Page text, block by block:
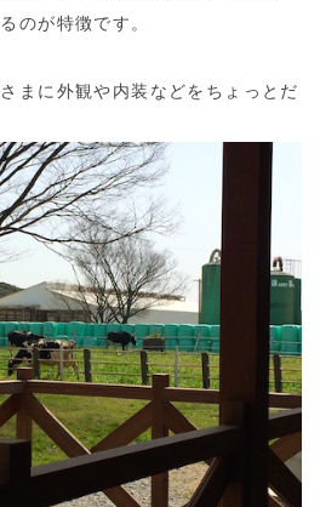
のが特徴です。
まに外観や内装などをちょっとだ